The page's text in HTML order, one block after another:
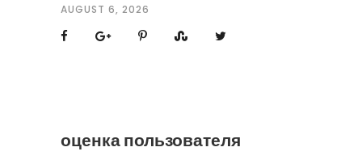
AUGUST 6, 2026
оценка пользователя